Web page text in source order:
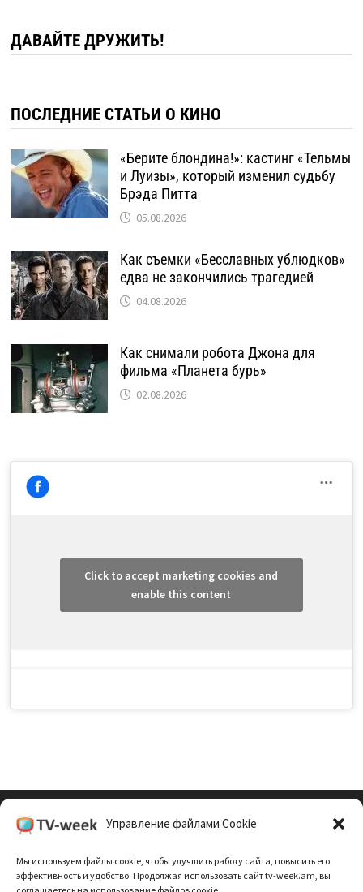
Управление файлами Cookie
Мы используем файлы cookie, чтобы улучшить работу сайта, повысить его
эффективность и удобство. Продолжая использовать сайт tv-week.am, вы
ДАВАЙТЕ ДРУЖИТЬ!
ПОСЛЕДНИЕ СТАТЬИ О КИНО
«Берите блондина!»: кастинг «Тельмы
и Луизы», который изменил судьбу
Брэда Питта
05.08.2026
Как съемки «Бесславных ублюдков»
едва не закончились трагедией
04.08.2026
Как снимали робота Джона для
фильма «Планета бурь»
02.08.2026
Click to accept marketing cookies and
enable this content
Политика Конфиденциальности